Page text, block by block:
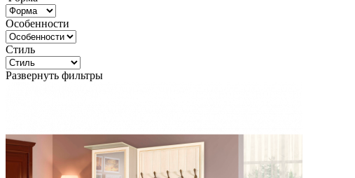
Особенности
Стиль
Развернуть фильтры